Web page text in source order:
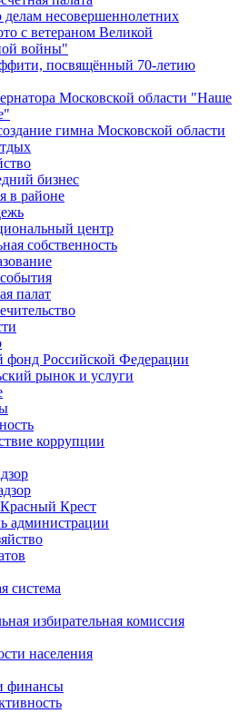
несовершеннолетних
с ветераном Великой
войны"
посвящённый 70-летию
Московской области "Наше
гимна Московской области
бизнес
в районе
центр
собственность
палат
Российской Федерации
рынок и услуги
коррупции
Крест
администрации
система
избирательная комиссия
населения
финансы